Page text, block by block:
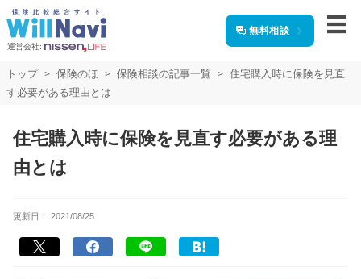
運営会社:
無料相談
トップ 保険のほ 保険相談の記事一覧
住宅購入時に保険を見直
す必要がある理由とは
住宅購入時に保険を見直す必要がある理
由とは
更新日： 2021/08/25